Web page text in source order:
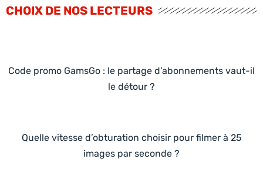
CHOIX DE NOS LECTEURS
Code promo GamsGo : le partage d’abonnements vaut-il
le détour ?
Quelle vitesse d’obturation choisir pour filmer à 25
images par seconde ?